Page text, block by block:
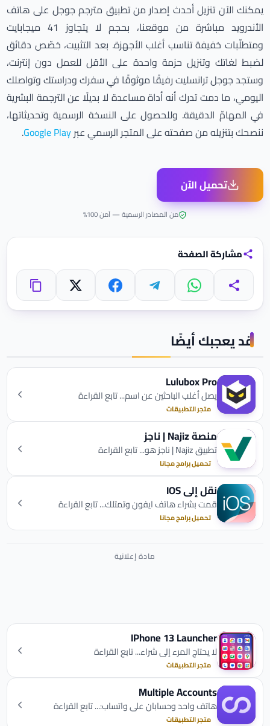
يمكنك الآن تنزيل أحدث إصدار من تطبيق مترجم جوجل على هاتف
الأندرويد مباشرة من موقعنا، بحجم لا يتجاوز 41 ميجابايت
ومتطلّبات خفيفة تناسب أغلب الأجهزة. بعد التثبيت، خصّص دقائق
لضبط لغاتك وتنزيل حزمة واحدة على الأقل للعمل دون إنترنت،
وستجد جوجل ترانسليت رفيقًا موثوقًا في سفرك ودراستك وتواصلك
اليومي، ما دمت تدرك أنه أداة مساعدة لا بديلًا عن الترجمة البشرية
في المهامّ الدقيقة. وللحصول على النسخة الرسمية وتحديثاتها،
ننصحك بتنزيله من صفحته على المتجر الرسمي عبرGoogle Play
.
تحميل الآن
من المصادر الرسمية — آمن 100%
مشاركة الصفحة
مشاركة واتساب تيليجرام فيسبوك X نسخ
قد يعجبك أيضًا
Lulubox Pro
يصل أغلب الباحثين عن اسم... تابع القراءة
متجر التطبيقات
منصة Najiz | ناجز
تطبيق Najiz | ناجز هو... تابع القراءة
تحميل برامج مجانا
نقل إلى IOS
قمت بشراء هاتف ايفون وتمتلك... تابع القراءة
تحميل برامج مجانا
IPhone 13 Launcher
لا يحتاج المرء إلى شراء... تابع القراءة
متجر التطبيقات
Multiple Accounts
هاتف واحد وحسابان على واتساب:... تابع القراءة
متجر التطبيقات